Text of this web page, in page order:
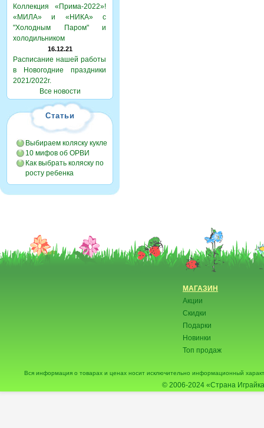
Коллекция «Прима-2022»!
«МИЛА» и «НИКА» с
"Холодным Паром" и
холодильником
16.12.21
Расписание нашей работы
в Новогодние праздники
2021/2022г.
Все новости
Статьи
Выбираем коляску кукле
10 мифов об ОРВИ
Как выбрать коляску по
росту ребенка
МАГАЗИН
Акции
Скидки
Подарки
Новинки
Топ продаж
Вся информация о товарах и ценах носит исключительно информационный
© 2006-2024 «Страна